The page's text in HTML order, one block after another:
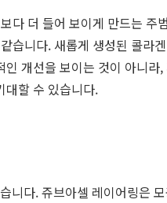
다 더 들어 보이게 만드는
습니다. 새롭게 생성된 콜
개선을 보이는 것이 아니
대할 수 있습니다.
다. 쥬브아셀 레이어링은